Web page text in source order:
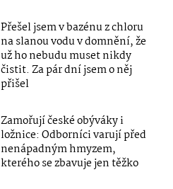
Přešel jsem v bazénu z chloru
na slanou vodu v domnění, že
už ho nebudu muset nikdy
čistit. Za pár dní jsem o něj
přišel
Zamořují české obýváky i
ložnice: Odborníci varují před
nenápadným hmyzem,
kterého se zbavuje jen těžko